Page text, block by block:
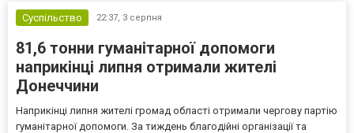
Суспільство 22:37, 3 серпня
81,6 тонни гуманітарної допомоги
наприкінці липня отримали жителі
Донеччини
Наприкінці липня жителі громад області отримали чергову партію
гуманітарної допомоги. За тиждень благодійні організації та